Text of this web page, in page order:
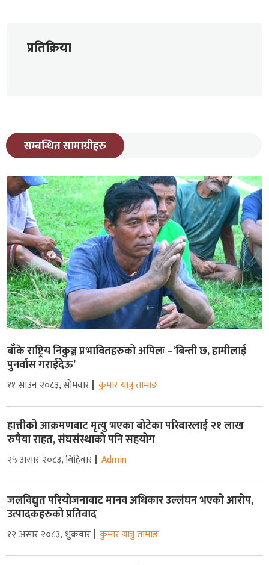
प्रतिक्रिया
सम्बन्धित सामाग्रीहरु
बाँके राष्ट्रिय निकुञ्ज प्रभावितहरुको अपिलः –‘बिन्ती छ, हामीलाई
पुनर्वास गराईदेऊ’
११ साउन २०८३, सोमवार कुमार यात्रु तामाङ
हात्तीको आक्रमणबाट मृत्यु भएका बोटेका परिवारलाई २१ लाख
रुपैया राहत, संघसंस्थाको पनि सहयोग
२५ असार २०८३, बिहिवार Admin
जलविद्युत परियोजनाबाट मानव अधिकार उल्लंघन भएको आरोप,
उत्पादकहरुको प्रतिवाद
१२ असार २०८३, शुक्रवार कुमार यात्रु तामाङ